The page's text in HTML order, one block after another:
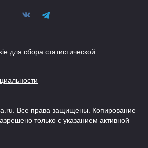
для сбора статистической
Все права защищены. Копирование
только с указанием активной